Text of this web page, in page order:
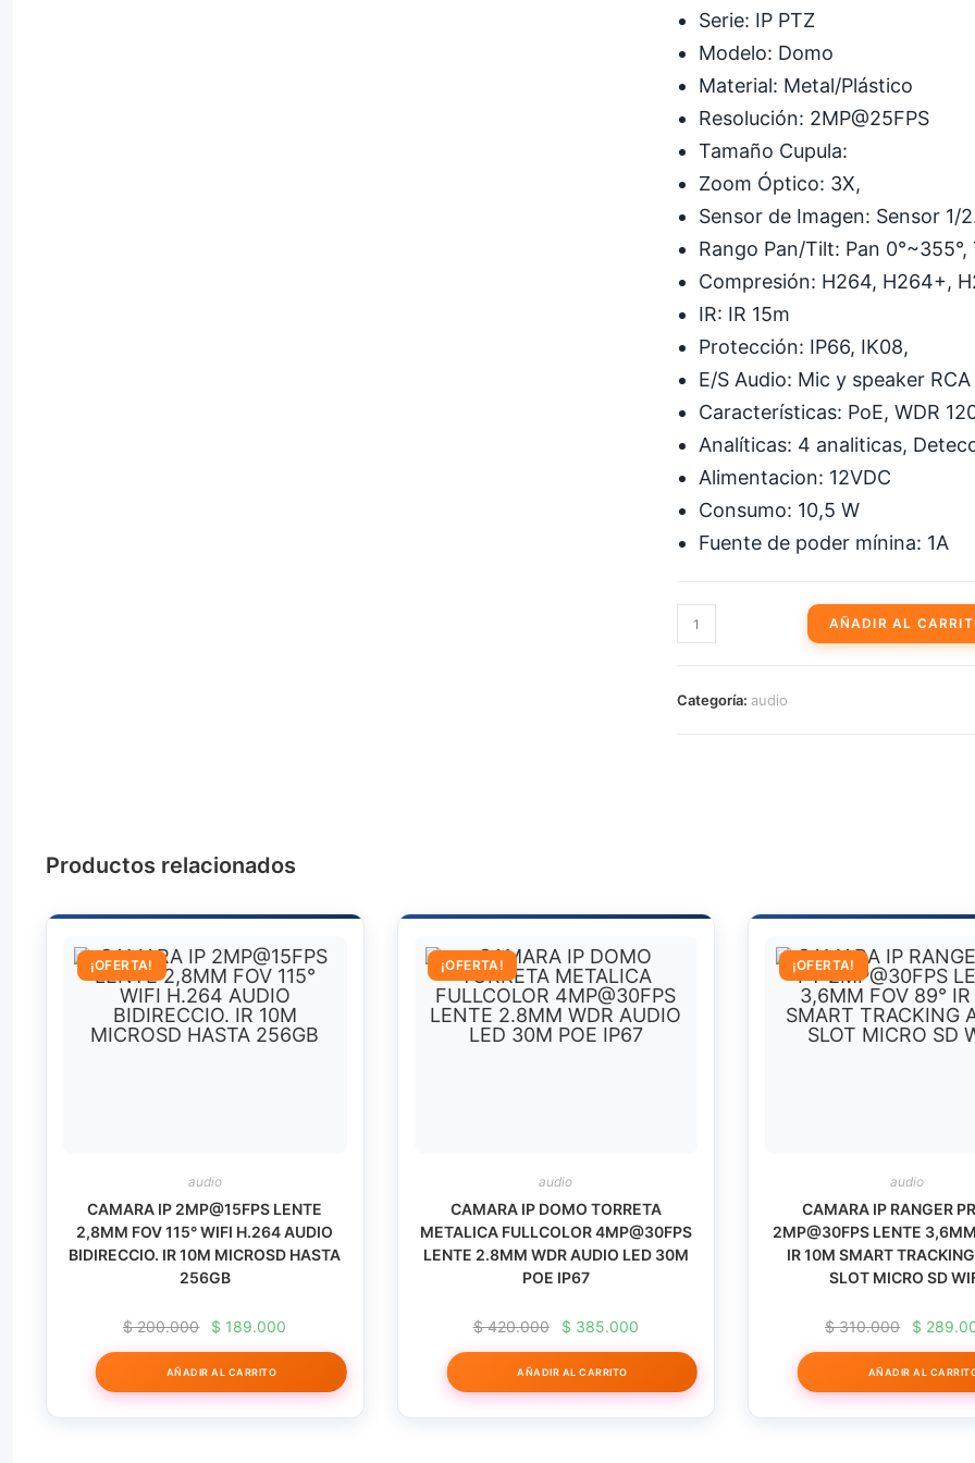
Serie: IP PTZ
Modelo: Domo
Material: Metal/Plástico
Resolución: 2MP@25FPS
Tamaño Cupula:
Zoom Óptico: 3X,
Sensor de Imagen: Sensor 1/
Rango Pan/Tilt: Pan 0°~355°,
Compresión: H264, H264+,
IR: IR 15m
Protección: IP66, IK08,
E/S Audio: Mic y speaker RCA
Características: PoE, WDR
Analíticas: 4 analiticas,
Alimentacion: 12VDC
Consumo: 10,5 W
Fuente de poder mínina: 1A
DOMO
PTZ
STARLIGHT
IVS
AUDIO
AÑADIR AL
Categoría: audio
Productos relacionados
¡OFERTA!
audio
CAMARA IP 2MP@15FPS LENTE
2,8MM FOV 115° WIFI H.264 AUDIO
BIDIRECCIO. IR 10M MICROSD HASTA
256GB
$200.000
El
era:
$ 200.000.
$ 189.000
$ 189.000.
AÑADIR AL CARRITO
¡OFERTA!
audio
CAMARA IP DOMO TORRETA
METALICA FULLCOLOR 4MP@30FPS
LENTE 2.8MM WDR AUDIO LED 30M
POE IP67
$420.000
El
era:
$ 420.000.
$ 385.000El
$ 385.000.
AÑADIR AL CARRITO
¡OFERTA!
audio
CAMARA IP RANGER
2MP@30FPS LENTE
IR 10M SMART
SLOT MICRO SD
$310.000
El
era:
$
$
AÑADIR AL